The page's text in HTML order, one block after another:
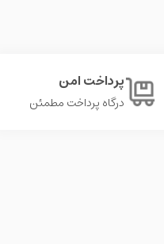
پرداخت امن
درگاه پرداخت مطمئن